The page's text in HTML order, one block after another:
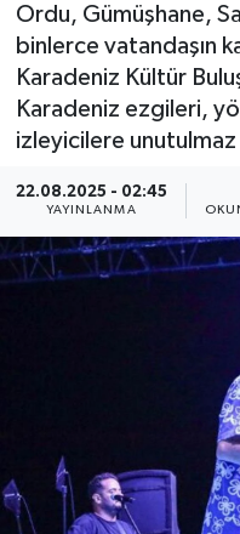
Ordu, Gümüşhane,
binlerce vatandaşın
Karadeniz Kültür
Karadeniz ezgileri,
izleyicilere unutulmaz
22.08.2025 - 02:45
YAYINLANMA